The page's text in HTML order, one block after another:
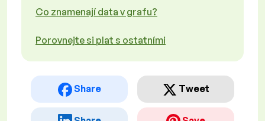
Co znamenají data v grafu?
Porovnejte si plat s ostatními
Share Tweet